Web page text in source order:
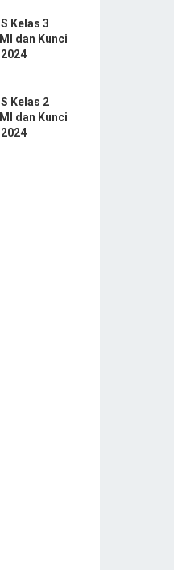
Kelas 3
dan Kunci
Kelas 2
dan Kunci